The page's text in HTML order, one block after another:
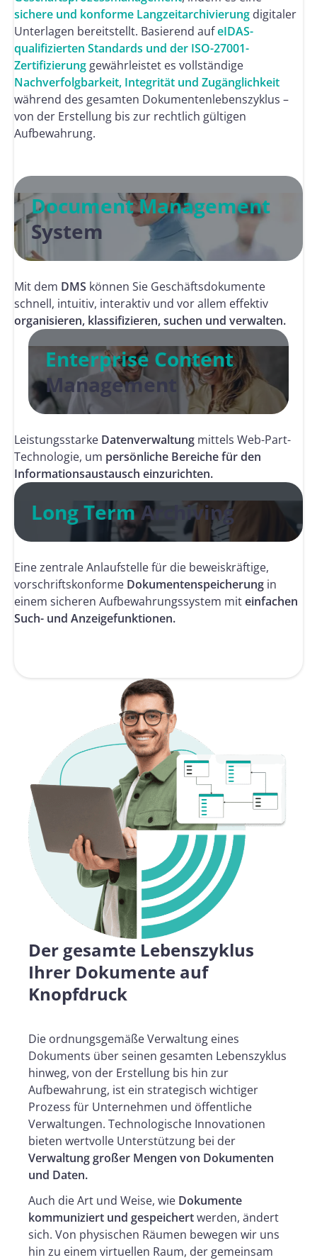
sichere und konforme Langzeitarchivierung digitaler
Unterlagen bereitstellt. Basierend aufeIDAS-
qualifizierten Standards und der ISO-27001-
Zertifizierung gewährleistet es vollständige
Nachverfolgbarkeit, Integrität und Zugänglichkeit
während des gesamten Dokumentenlebenszyklus –
von der Erstellung bis zur rechtlich gültigen
Aufbewahrung.
Document Management
System
Mit dem DMS können Sie Geschäftsdokumente
schnell, intuitiv, interaktiv und vor allem effektiv
organisieren, klassifizieren, suchen und verwalten.
Enterprise Content
Management
Leistungsstarke Datenverwaltung mittels Web-Part-
Technologie, um persönliche Bereiche für den
Informationsaustausch einzurichten.
Long TermArchiving
Eine zentrale Anlaufstelle für die beweiskräftige,
vorschriftskonforme Dokumentenspeicherung in
einem sicheren Aufbewahrungssystem miteinfachen
Such- und Anzeigefunktionen.
Der gesamte Lebenszyklus
Ihrer Dokumente auf
Knopfdruck
Die ordnungsgemäße Verwaltung eines
Dokuments über seinen gesamten Lebenszyklus
hinweg, von der Erstellung bis hin zur
Aufbewahrung, ist ein strategisch wichtiger
Prozess für Unternehmen und öffentliche
Verwaltungen. Technologische Innovationen
bieten wertvolle Unterstützung bei der
Verwaltung großer Mengen von Dokumenten
und Daten.
Auch die Art und Weise, wie Dokumente
kommuniziert und gespeichertwerden, ändert
sich. Von physischen Räumen bewegen wir uns
hin zu einem virtuellen Raum, der gemeinsam